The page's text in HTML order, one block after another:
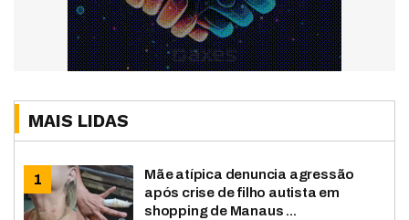
MAIS LIDAS
Mãe atípica denuncia agressão
após crise de filho autista em
shopping de Manaus ...